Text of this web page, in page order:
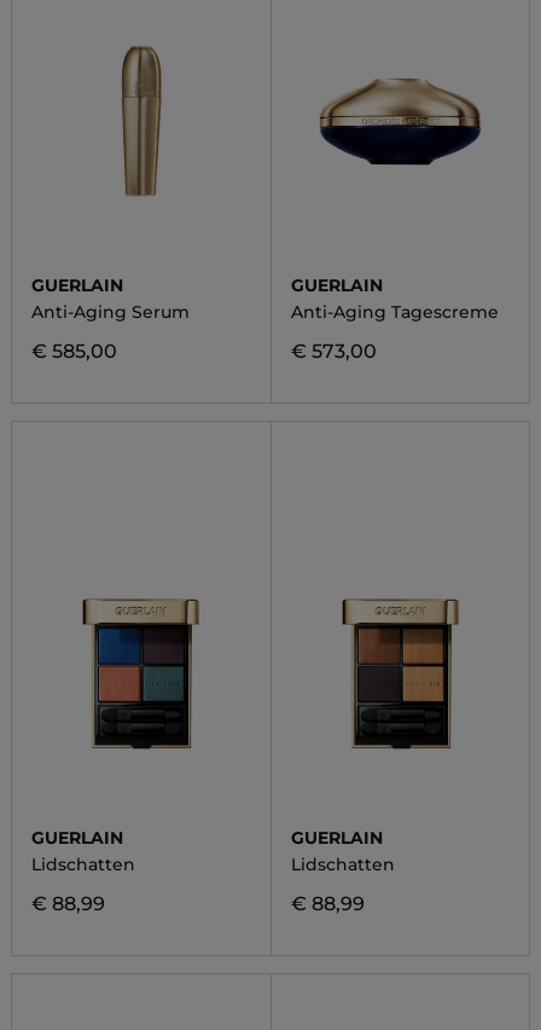
GUERLAIN
Anti-Aging Serum
€ 585,00
GUERLAIN
Anti-Aging Tagescreme
€ 573,00
GUERLAIN
Lidschatten
€ 88,99
GUERLAIN
Lidschatten
€ 88,99